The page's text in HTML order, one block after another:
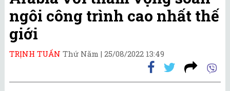
ngôi công trình cao nhất thế
giới
TRỊNH TUẤN Thứ Năm | 25/08/2022 13:49